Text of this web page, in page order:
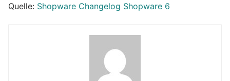
Quelle: Shopware Changelog Shopware 6